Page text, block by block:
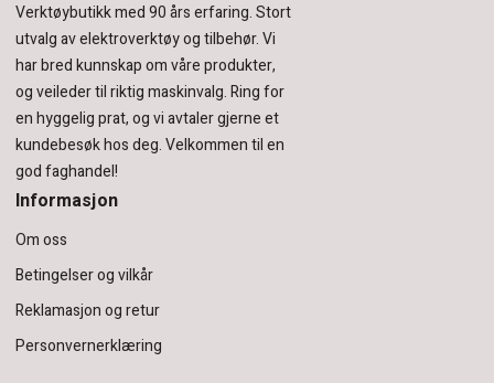
Verktøybutikk med 90 års erfaring.Stort
utvalg av elektroverktøy og tilbehør.Vi
har bred kunnskap om våre produkter,
og veileder til riktig maskinvalg. Ring for
en hyggelig prat, og vi avtaler gjerne et
kundebesøk hos deg.Velkommen til en
god faghandel!
Informasjon
Om oss
Betingelser og vilkår
Reklamasjon og retur
Personvernerklæring